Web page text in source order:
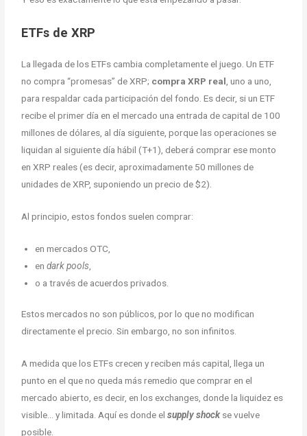
ETFs de XRP
La llegada de los ETFs cambia completamente el juego. Un ETF
no compra “promesas” de XRP; compra XRP real , uno a uno,
para respaldar cada participación del fondo. Es decir, si un ETF
recibe el primer día en el mercado una entrada de capital de 100
millones de dólares, al día siguiente, porque las operaciones se
liquidan al siguiente día hábil (T+1), deberá comprar ese monto
en XRP reales (es decir, aproximadamente 50 millones de
unidades de XRP, suponiendo un precio de $2).
Al principio, estos fondos suelen comprar:
en mercados OTC,
endark pools
o a través de acuerdos privados.
Estos mercados no son públicos, por lo que no modifican
directamente el precio. Sin embargo, no son infinitos.
A medida que los ETFs crecen y reciben más capital, llega un
punto en el que no queda más remedio que comprar en el
mercado abierto, es decir, en los exchanges, donde la liquidez es
visible… y limitada. Aquí es donde elsupply shockse vuelve
posible.